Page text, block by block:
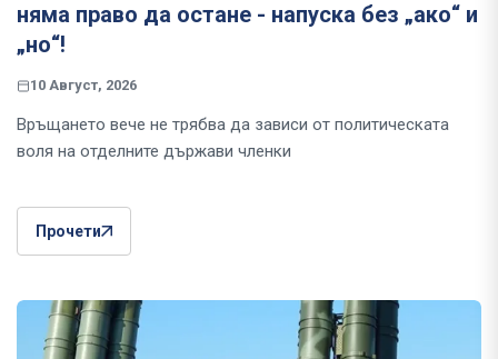
няма право да остане - напуска без „ако“ и
„но“!
10 Август, 2026
Връщането вече не трябва да зависи от политическата
воля на отделните държави членки
Прочети